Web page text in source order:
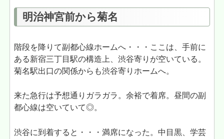
明治神宮前から菊名
階段を降りて副都心線ホームへ・・・ここは、手前に
ある新宿三丁目駅の構造上、渋谷寄りが空いている。
菊名駅出口の関係からも渋谷寄りホームへ。
来た急行は予想通りガラガラ。余裕で着席。昼間の副
都心線は空いていて◎。
渋谷に到着すると・・・満席になった。中目黒、学芸